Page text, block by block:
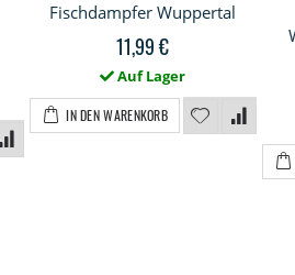
Fischdampfer Wuppertal
11,99 €
Auf Lager
IN DEN WARENKORB